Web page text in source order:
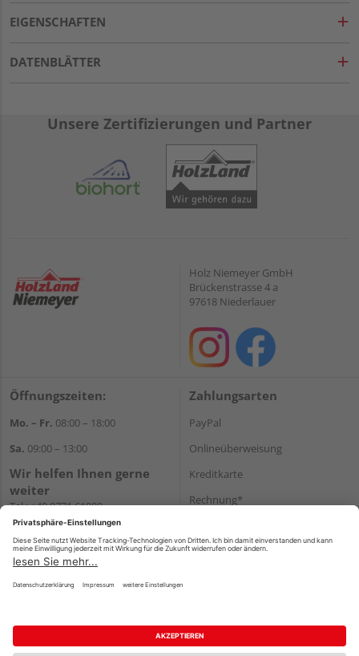
EIGENSCHAFTEN
DATENBLÄTTER
Unsere Zertifizierungen und Partner
Holz Niemeyer GmbH
Brückenstrasse 4 a
97618 Niederlauer
Öffnungszeiten:
Mo. – Fr. 08:00 – 18:00
Sa. 09:00 – 13:00
Wir helfen Ihnen gerne
weiter
Tel.:+49 9771 61880
E-Mail:info@holzland-
niemeyer.de
Zahlungsarten
PayPal
Onlineüberweisung
Kreditkarte
Rechnung*
Versand
Impressum AGB Widerruf
Datenschutz
Reservierungsbedingungen
Vertrag widerrufen